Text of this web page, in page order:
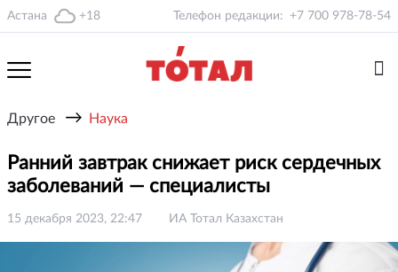
Астана +18 Телефон редакции: +7 700 978-78-54
Другое → Наука
Ранний завтрак снижает риск сердечных
заболеваний — специалисты
15 декабря 2023, 22:47 ИА Тотал Казахстан